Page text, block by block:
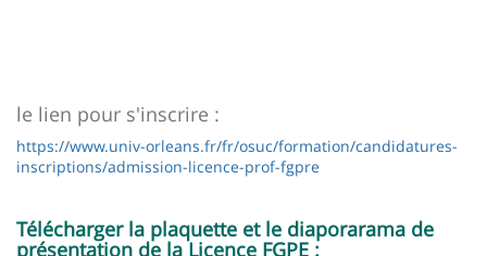
le lien pour s'inscrire :
https://www.univ-orleans.fr/fr/osuc/formation/candidatures-
inscriptions/admission-licence-prof-fgpre
Télécharger la plaquette et le diaporarama de
présentation de la Licence FGPE :